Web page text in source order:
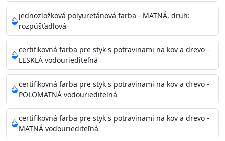
alebo trhliny vyplňte
akrylovým tmelom Acrylic putty, Visto alebo Acrylic light
putty a prebrúste. Nové alebo porézne povrchy natreté
menej kvalitnými farbami
vždy penetrujte. Odporúčané penetračné nátery
Acrylan Unco, Gypsum board alebo Vitex Primer 100% a
na škvrny použite Blanco eco
riediteľné vodou.
Skladovanie
48 mesiacov v orig. uzavretých obaloch medzi 5°C až
jednozložková polyuretánová farba - MATNÁ, druh:
rozpúšťadlová
certifikovná farba pre styk s potravinami na kov a drevo -
LESKLÁ vodouriediteľná
certifikovná farba pre styk s potravinami na kov a drevo -
POLOMATNÁ vodouriediteľná
certifikovná farba pre styk s potravinami na kov a drevo -
MATNÁ vodouriediteľná